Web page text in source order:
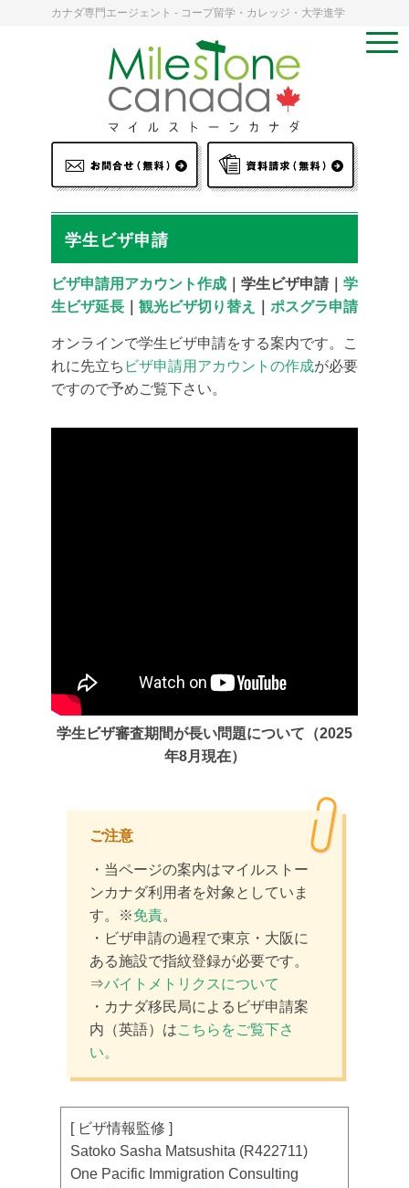
カナダ専門エージェント - コープ留学・カレッジ・大学進学
学生ビザ申請
ビザ申請用アカウント作成 ｜学生ビザ申請｜ 学
生ビザ延長
観光ビザ切り替え ポスグラ申請
オンラインで学生ビザ申請をする案内です。こ
れに先立ち ビザ申請用アカウントの作成が必要
ですので予めご覧下さい。
学生ビザ審査期間が長い問題について（2025
年8月現在）
ご注意
・当ページの案内はマイルストー
ンカナダ利用者を対象としていま
す。※免責。
・ビザ申請の過程で東京・大阪に
ある施設で指紋登録が必要です。
⇒バイトメトリクスについて
・カナダ移民局によるビザ申請案
内（英語）はこちらをご覧下さ
い。
[ ビザ情報監修 ]
Satoko Sasha Matsushita (R422711)
One Pacific Immigration Consulting